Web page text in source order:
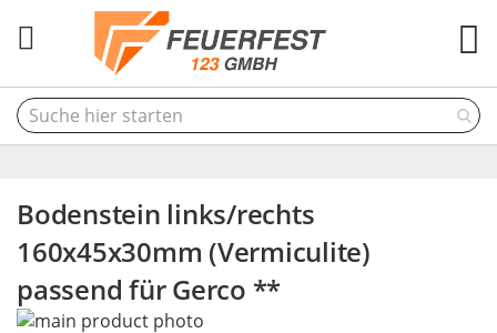
Bodenstein links/rechts
160x45x30mm (Vermiculite)
passend für Gerco **
Skip